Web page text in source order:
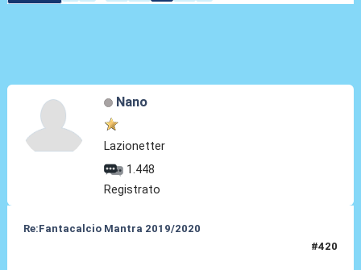
Nano
Lazionetter
1.448
Registrato
Re:Fantacalcio Mantra 2019/2020
#420